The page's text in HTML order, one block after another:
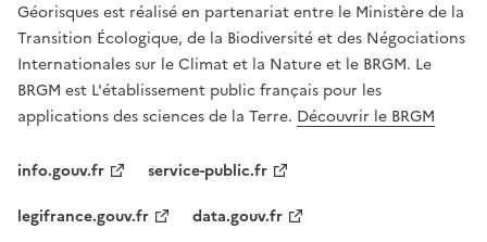
T
É
,
É
G
A
L
F
Géorisques est réalisé en partenariat entre le Ministère de la
Transition Écologique, de la Biodiversité et des Négociations
Internationales sur le Climat et la Nature et le BRGM. Le
BRGM est L'établissement public français pour les
applications des sciences de la Terre. Découvrir le BRGM
info.gouv.fr
service-public.fr
legifrance.gouv.fr
data.gouv.fr